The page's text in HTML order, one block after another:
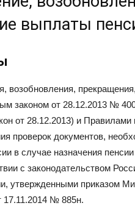
выплаты
возобновления,
законом от 28.12.2013 №
от 28.12.2013) и Правилами
проверок документов,
в случае назначения
с законодательством
утвержденными приказом
17.11.2014 № 885н.